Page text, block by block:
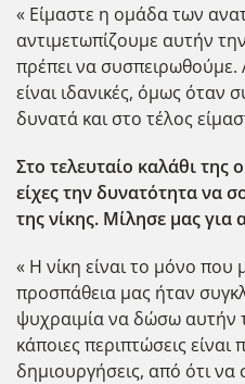
« Είμαστε η ομάδα των
αντιμετωπίζουμε αυτήν
πρέπει να συσπειρωθούμε.
είναι ιδανικές, όμως όταν
δυνατά και στο τέλος
Στο τελευταίο καλάθι
είχες την δυνατότητα να
της νίκης. Μίλησε μας για
« Η νίκη είναι το μόνο που
προσπάθεια μας ήταν
ψυχραιμία να δώσω αυτήν
κάποιες περιπτώσεις είναι
δημιουργήσεις, από ότι να